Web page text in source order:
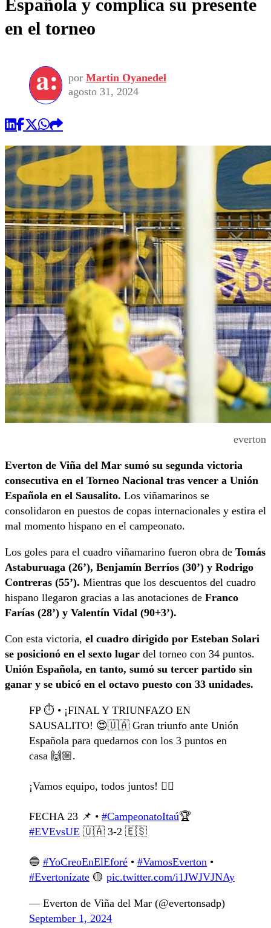
Española y complica su presente
en el torneo
por Martin Oyanedel
agosto 31, 2024
everton
Everton de Viña del Mar sumó su segunda victoria
consecutiva en el Torneo Nacional tras vencer a Unión
Española en el Sausalito. Los viñamarinos se
consolidaron en puestos de copas internacionales y estira el
mal momento hispano en el campeonato.
Los goles para el cuadro viñamarino fueron obra de Tomás
Astaburuaga (26’), Benjamín Berríos (30’) y Rodrigo
Contreras (55’). Mientras que los descuentos del cuadro
hispano llegaron gracias a las anotaciones de Franco
Farías (28’) y Valentín Vidal (90+3’).
Con esta victoria, el cuadro dirigido por Esteban Solari
se posicionó en el sexto lugar del torneo con 34 puntos.
Unión Española, en tanto, sumó su tercer partido sin
ganar y se ubicó en el octavo puesto con 33 unidades.
FP ⏱️ • ¡FINAL Y TRIUNFAZO EN
SAUSALITO! 😍🇺🇦 Gran triunfo ante Unión
Española para quedarnos con los 3 puntos en
casa 🙌🏼.
¡Vamos equipo, todos juntos! ❤️‍🔥
FECHA 23 📌 • #CampeonatoItaú🏆
#EVEvsUE 🇺🇦 3-2 🇪🇸
🔵 #YoCreoEnElEforé • #VamosEverton •
#Evertonízate 🟡 pic.twitter.com/i1JWJVJNAy
— Everton de Viña del Mar (@evertonsadp)
September 1, 2024